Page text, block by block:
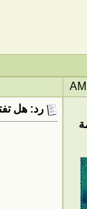
رد: هل